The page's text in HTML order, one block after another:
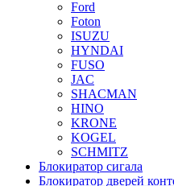
Ford
Foton
ISUZU
HYNDAI
FUSO
JAC
SHACMAN
HINO
KRONE
KOGEL
SCHMITZ
Блокиратор сигала
Блокиратор дверей